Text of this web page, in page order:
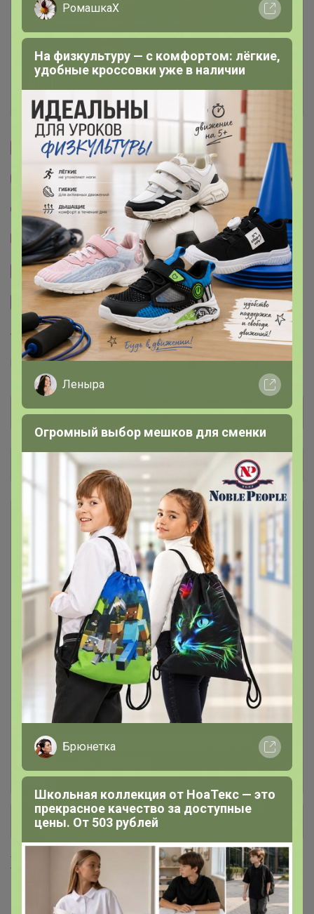
Общий каталог
РАСПРОДАЖА
Футболки, рубашки, поло, толстовки
79
Джинсы женские 28
Джинсы мужские
Джинсы УТЕПЛЕННЫЕ для
мужчин и женщин
10
Толстовки женские 1
толстовки, брюки, водолазки
26
+ Ещё 4 каталога
Условия участия
Ключевые даты
История проведённых выкупов
Cтраничка организатора
Другие СП организатора Мафия
Пристрой организатора Мафия
Тема отзывов
Сайт закупки
Размерная сетка
Торговые марки
F5™ Ф5™ F`FIVE™
Хиты продаж
РомашкаХ
На физкультуру — с комфортом: лёгкие,
удобные кроссовки уже в наличии
Леныра
Огромный выбор мешков для сменки
Брюнетка
Школьная коллекция от НоаТекс — это
прекрасное качество за доступные
цены. От 503 рублей